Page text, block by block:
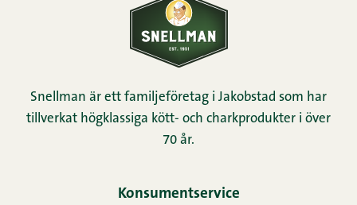
Snellman är ett familjeföretag i Jakobstad som har
tillverkat högklassiga kött- och charkprodukter i över
70 år.
Konsumentservice